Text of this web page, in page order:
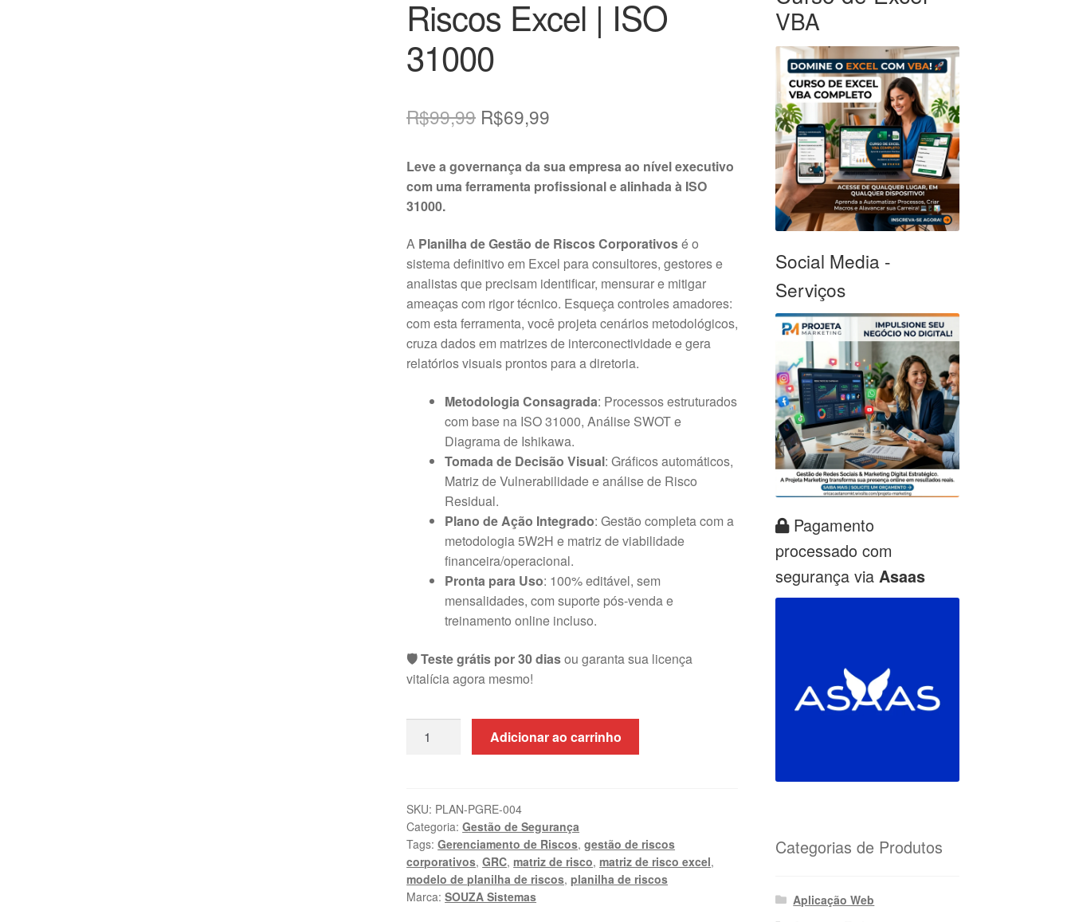
Riscos Excel | ISO
31000
R$99,99 O
original
R$69,99
atual
Leve a governança da sua empresa ao nível executivo
com uma ferramenta profissional e alinhada à ISO
31000.
A Planilha de Gestão de Riscos Corporativosé o
sistema definitivo em Excel para consultores, gestores e
analistas que precisam identificar, mensurar e mitigar
ameaças com rigor técnico. Esqueça controles amadores:
com esta ferramenta, você projeta cenários metodológicos,
cruza dados em matrizes de interconectividade e gera
relatórios visuais prontos para a diretoria.
Metodologia Consagrada: Processos estruturados
com base na ISO 31000, Análise SWOT e
Diagrama de Ishikawa.
Tomada de Decisão Visual: Gráficos automáticos,
Matriz de Vulnerabilidade e análise de Risco
Residual.
Plano de Ação Integrado: Gestão completa com a
metodologia 5W2H e matriz de viabilidade
financeira/operacional.
Pronta para Uso: 100% editável, sem
mensalidades, com suporte pós-venda e
treinamento online incluso.
🛡️ Teste grátis por 30 diasou garanta sua licença
vitalícia agora mesmo!
Riscos
Excel
|
ISO
31000
quantidade
Adicionar ao carrinho
SKU: PLAN-PGRE-004
Categoria:Gestão de Segurança
Tags:Gerenciamento de Riscos,gestão de riscos
corporativos,GRC,matriz de risco,matriz de risco excel,
modelo de planilha de riscos,planilha de riscos
Marca:SOUZA Sistemas
VBA
Social Media -
Serviços
Pagamento
processado com
segurança via Asaas
Categorias de Produtos
Aplicação Web